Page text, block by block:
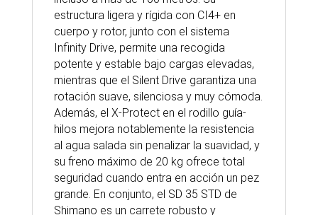
estructura ligera y rígida con CI4+ en
cuerpo y rotor, junto con el sistema
Infinity Drive, permite una recogida
potente y estable bajo cargas elevadas,
mientras que el Silent Drive garantiza una
rotación suave, silenciosa y muy cómoda.
Además, el X-Protect en el rodillo guía-
hilos mejora notablemente la resistencia
al agua salada sin penalizar la suavidad, y
su freno máximo de 20 kg ofrece total
seguridad cuando entra en acción un pez
grande. En conjunto, el SD 35 STD de
Shimano es un carrete robusto y